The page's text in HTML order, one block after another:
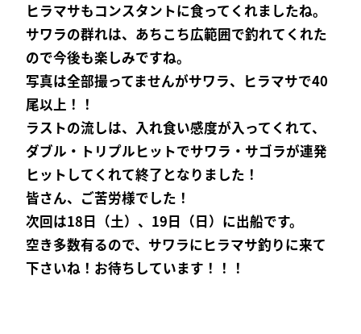
ヒラマサもコンスタントに食ってくれましたね。
サワラの群れは、あちこち広範囲で釣れてくれた
ので今後も楽しみですね。
写真は全部撮ってませんがサワラ、ヒラマサで40
尾以上！！
ラストの流しは、入れ食い感度が入ってくれて、
ダブル・トリプルヒットでサワラ・サゴラが連発
ヒットしてくれて終了となりました！
皆さん、ご苦労様でした！
次回は18日（土）、19日（日）に出船です。
空き多数有るので、サワラにヒラマサ釣りに来て
下さいね！お待ちしています！！！